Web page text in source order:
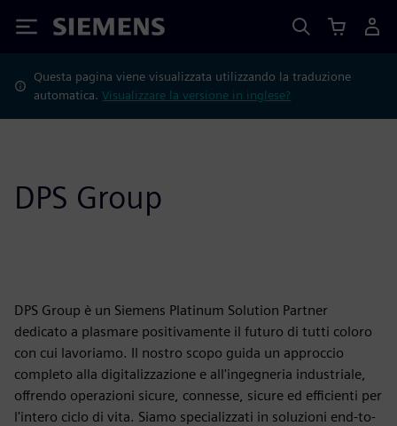
Siemens
Questa pagina viene visualizzata utilizzando la traduzione
automatica.Visualizzare la versione in inglese?
DPS Group
DPS Group è un Siemens Platinum Solution Partner
dedicato a plasmare positivamente il futuro di tutti coloro
con cui lavoriamo. Il nostro scopo guida un approccio
completo alla digitalizzazione e all'ingegneria industriale,
offrendo operazioni sicure, connesse, sicure ed efficienti per
l'intero ciclo di vita. Siamo specializzati in soluzioni end-to-